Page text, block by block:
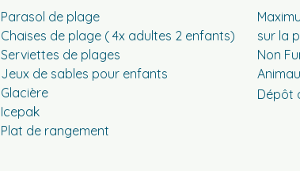
Parasol de plage
Chaises de plage ( 4x adultes 2 enfants)
Serviettes de plages
Jeux de sables pour enfants
Glacière
Icepak
Plat de rangement
sur la
Non
Dépôt